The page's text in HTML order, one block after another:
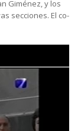
Giménez, y los
secciones. El co-